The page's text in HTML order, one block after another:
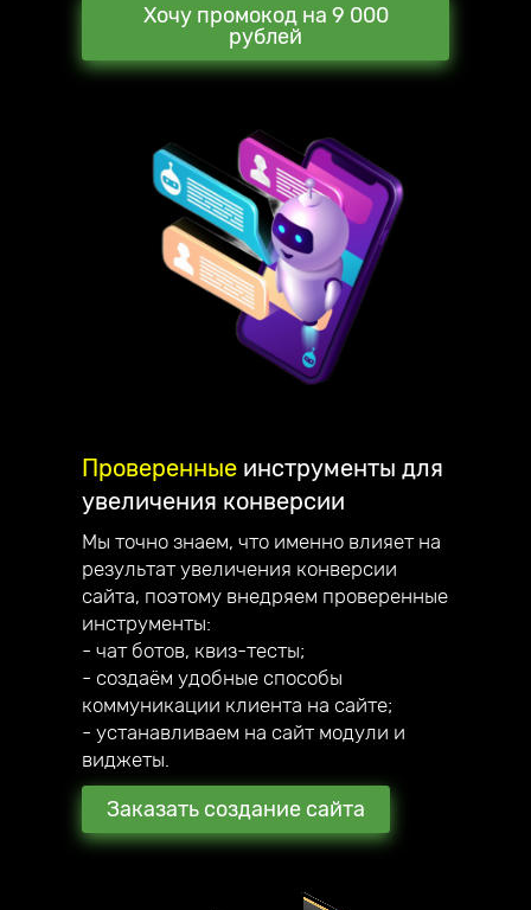
Хочу промокод на 9 000
рублей
Проверенные инструменты для
увеличения конверсии
Мы точно знаем, что именно влияет на
результат увеличения конверсии
сайта, поэтому внедряем проверенные
инструменты:
- чат ботов, квиз-тесты;
- создаём удобные способы
коммуникации клиента на сайте;
- устанавливаем на сайт модули и
виджеты.
Заказать создание сайта